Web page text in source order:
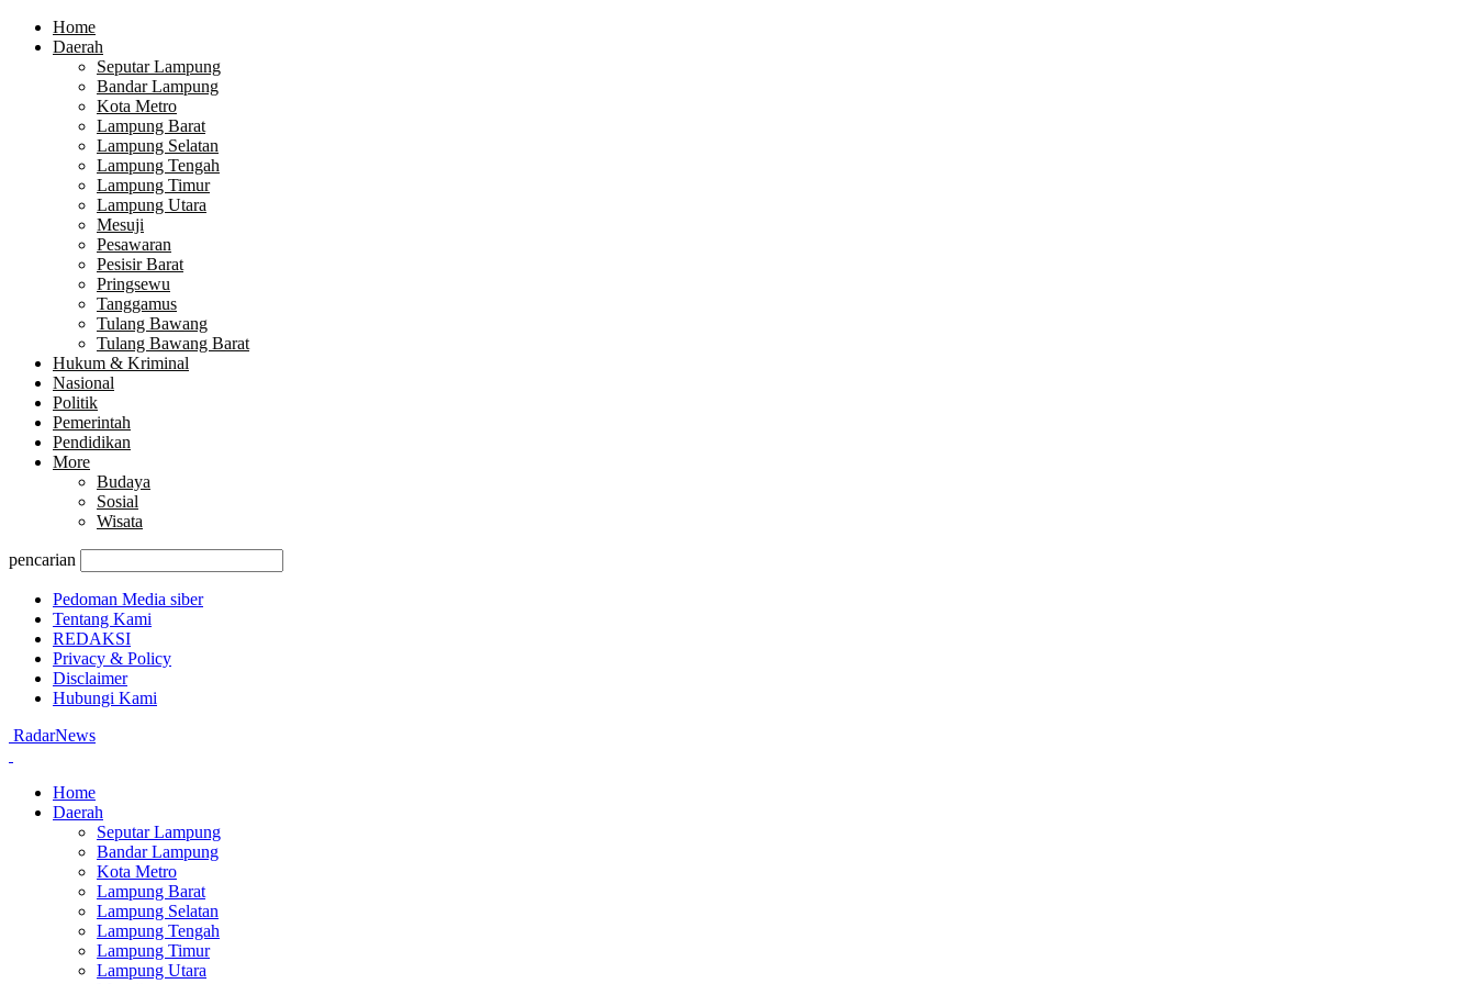
Home
Daerah
Seputar Lampung
Bandar Lampung
Kota Metro
Lampung Barat
Lampung Selatan
Lampung Tengah
Lampung Timur
Lampung Utara
Mesuji
Pesawaran
Pesisir Barat
Pringsewu
Tanggamus
Tulang Bawang
Tulang Bawang Barat
Hukum & Kriminal
Nasional
Politik
Pemerintah
Pendidikan
More
Budaya
Sosial
Wisata
pencarian
Pedoman Media siber
Tentang Kami
REDAKSI
Privacy & Policy
Disclaimer
Hubungi Kami
RadarNews
Home
Daerah
Seputar Lampung
Bandar Lampung
Kota Metro
Lampung Barat
Lampung Selatan
Lampung Tengah
Lampung Timur
Lampung Utara